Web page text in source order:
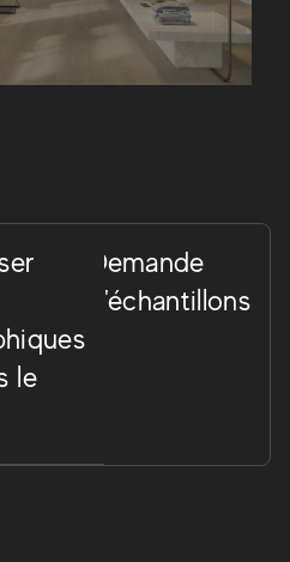
le
Demande
d'échantillons